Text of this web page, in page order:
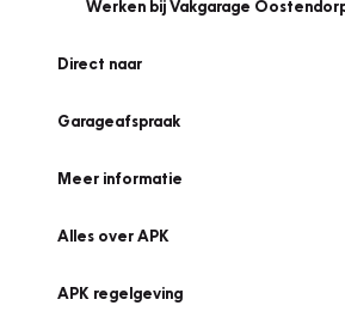
Werken bij Vakgarage
Direct naar
Garageafspraak
Meer informatie
Alles over APK
APK regelgeving